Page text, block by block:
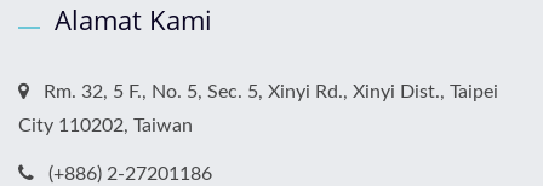
Alamat Kami
Rm. 32, 5 F., No. 5, Sec. 5, Xinyi Rd., Xinyi Dist., Taipei
City 110202, Taiwan
(+886) 2-27201186